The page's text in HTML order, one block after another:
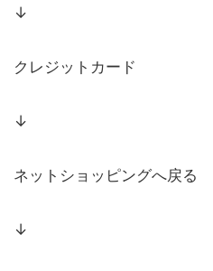
↓
クレジットカード
↓
ネットショッピングへ戻る
↓